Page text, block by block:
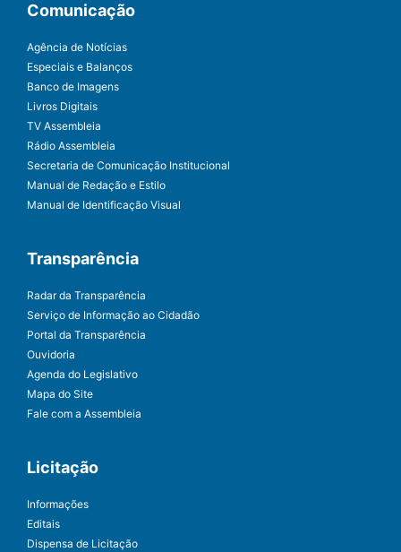
Comunicação
Agência de Notícias
Especiais e Balanços
Banco de Imagens
Livros Digitais
TV Assembleia
Rádio Assembleia
Secretaria de Comunicação Institucional
Manual de Redação e Estilo
Manual de Identificação Visual
Transparência
Radar da Transparência
Serviço de Informação ao Cidadão
Portal da Transparência
Ouvidoria
Agenda do Legislativo
Mapa do Site
Fale com a Assembleia
Licitação
Informações
Editais
Dispensa de Licitação